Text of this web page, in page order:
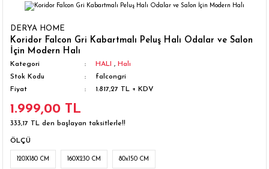
Bulaşık Makinesi
Buzdolabı
Fırın
Asacakları
Takımları
Takımları
DERYA HOME
Koridor Falcon Gri Kabartmalı Peluş Halı Odalar ve Salon
İçin Modern Halı
Kategori HALI , Halı
Stok Kodu
falcongri
Fiyat
1.817,27 TL + KDV
1.999,00 TL
333,17 TL den başlayan taksitlerle!!
ÖLÇÜ
120X180 CM 160X230 CM 80x150 CM